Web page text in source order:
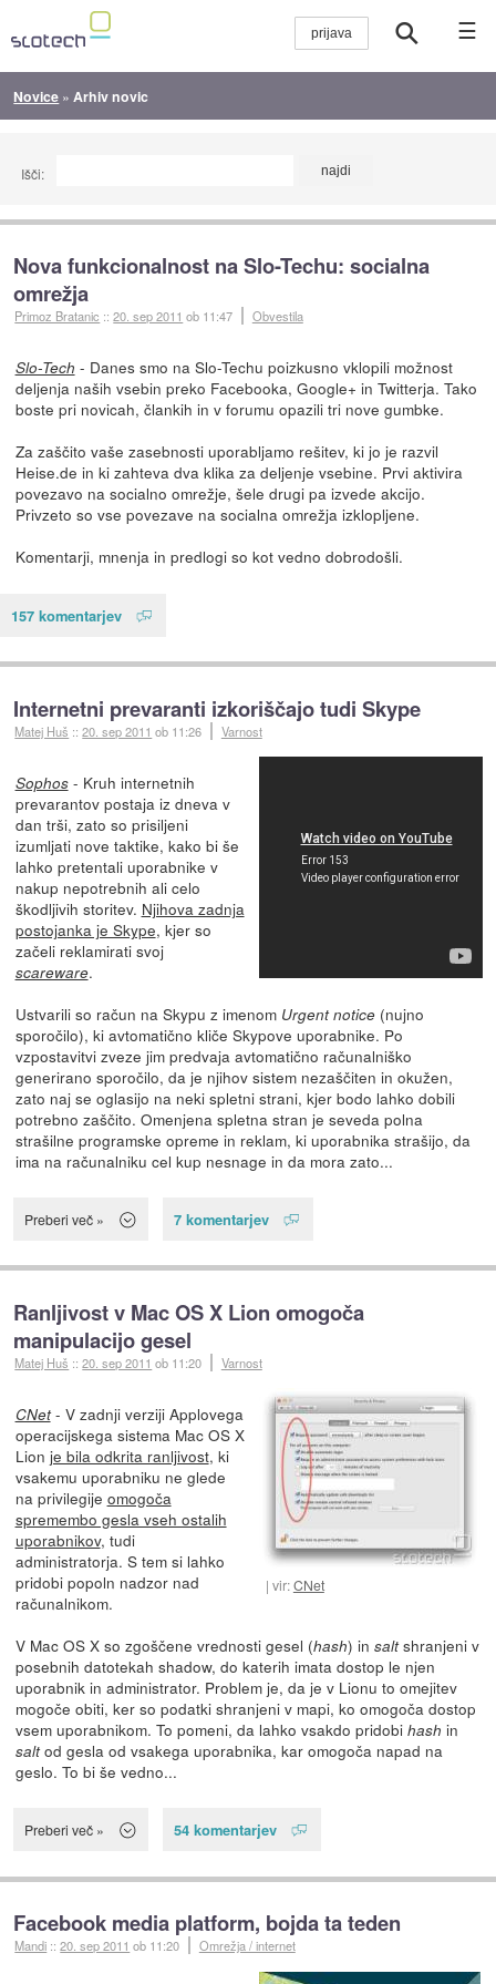
☰
Novice » Arhiv novic
Išči:
Nova funkcionalnost na Slo-Techu: socialna
omrežja
Primoz Bratanic ::20. sep 2011 ob 11:47 Obvestila
Slo-Tech - Danes smo na Slo-Techu poizkusno vklopili možnost
deljenja naših vsebin preko Facebooka, Google+ in Twitterja. Tako
boste pri novicah, člankih in v forumu opazili tri nove gumbke.
Za zaščito vaše zasebnosti uporabljamo rešitev, ki jo je razvil
Heise.de in ki zahteva dva klika za deljenje vsebine. Prvi aktivira
povezavo na socialno omrežje, šele drugi pa izvede akcijo.
Privzeto so vse povezave na socialna omrežja izklopljene.
Komentarji, mnenja in predlogi so kot vedno dobrodošli.
157 komentarjev
Internetni prevaranti izkoriščajo tudi Skype
Matej Huš ::20. sep 2011 ob 11:26 Varnost
Sophos- Kruh internetnih
prevarantov postaja iz dneva v
dan trši, zato so prisiljeni
izumljati nove taktike, kako bi še
lahko pretentali uporabnike v
nakup nepotrebnih ali celo
škodljivih storitev. Njihova zadnja
postojanka je Skype, kjer so
začeli reklamirati svoj
scareware.
Ustvarili so račun na Skypu z imenom Urgent notice(nujno
sporočilo), ki avtomatično kliče Skypove uporabnike. Po
vzpostavitvi zveze jim predvaja avtomatično računalniško
generirano sporočilo, da je njihov sistem nezaščiten in okužen,
zato naj se oglasijo na neki spletni strani, kjer bodo lahko dobili
potrebno zaščito. Omenjena spletna stran je seveda polna
strašilne programske opreme in reklam, ki uporabnika strašijo, da
ima na računalniku cel kup nesnage in da mora zato...
Preberi več » 7 komentarjev
Ranljivost v Mac OS X Lion omogoča
manipulacijo gesel
Matej Huš ::20. sep 2011 ob 11:20 Varnost
vir:CNet
CNet- V zadnji verziji Applovega
operacijskega sistema Mac OS X
Lion je bila odkrita ranljivost, ki
vsakemu uporabniku ne glede
na privilegije omogoča
spremembo gesla vseh ostalih
uporabnikov, tudi
administratorja. S tem si lahko
pridobi popoln nadzor nad
računalnikom.
V Mac OS X so zgoščene vrednosti gesel (hash) in saltshranjeni v
posebnih datotekah shadow, do katerih imata dostop le njen
uporabnik in administrator. Problem je, da je v Lionu to omejitev
mogoče obiti, ker so podatki shranjeni v mapi, ko omogoča dostop
vsem uporabnikom. To pomeni, da lahko vsakdo pridobi hash in
saltod gesla od vsakega uporabnika, kar omogoča napad na
geslo. To bi še vedno...
Preberi več » 54 komentarjev
Facebook media platform, bojda ta teden
Mandi ::20. sep 2011 ob 11:20 Omrežja / internet